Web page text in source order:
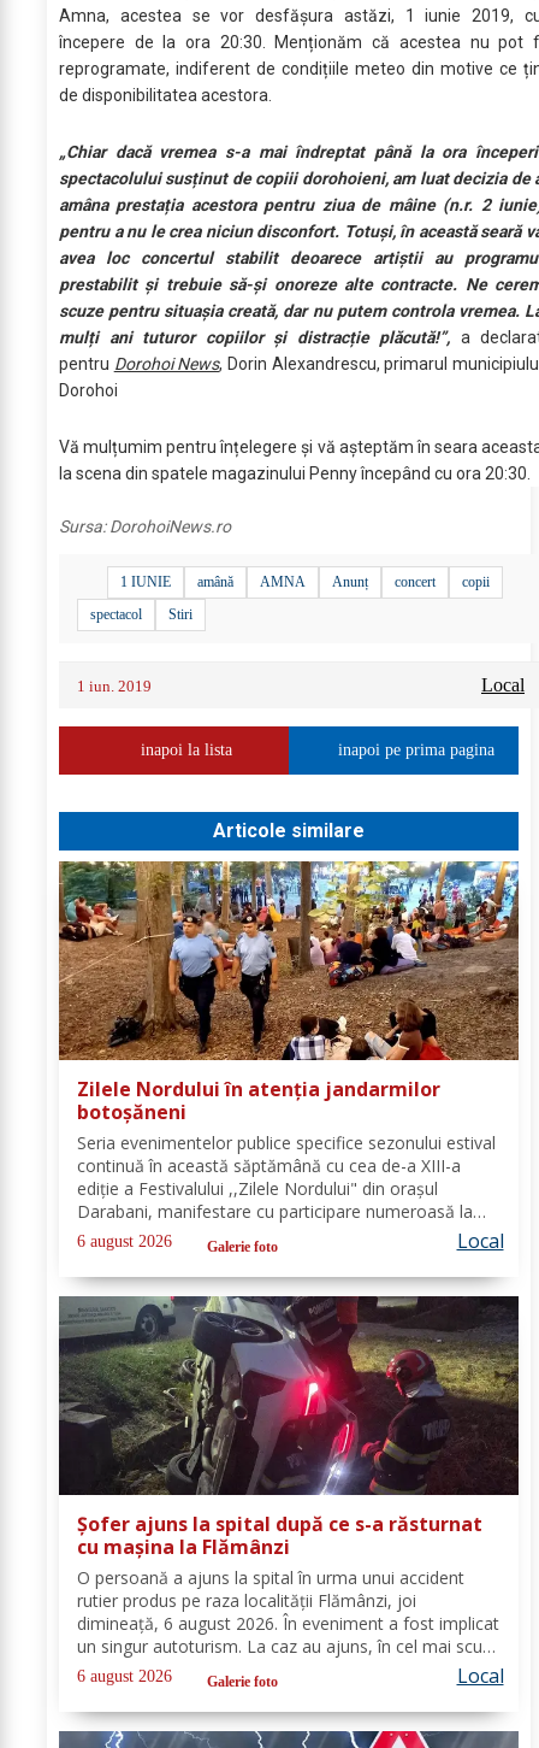
Amna, acestea se vor desfășura astăzi, 1 iunie 2019,
începere de la ora 20:30. Menționăm că acestea nu pot
reprogramate, indiferent de condițiile meteo din motive ce
de disponibilitatea acestora.
„Chiar dacă vremea s-a mai îndreptat până la ora
spectacolului susținut de copiii dorohoieni, am luat decizia de
amâna prestația acestora pentru ziua de mâine (n.r. 2
pentru a nu le crea niciun disconfort. Totuși, în această seară
avea loc concertul stabilit deoarece artiștii au
prestabilit și trebuie să-și onoreze alte contracte. Ne
scuze pentru situașia creată, dar nu putem controla vremea.
mulți ani tuturor copiilor și distracție plăcută!”, a
pentru Dorohoi News, Dorin Alexandrescu, primarul
Dorohoi
Vă mulțumim pentru înțelegere și vă așteptăm în seara
la scena din spatele magazinului Penny începând cu ora 20:30.
Sursa:DorohoiNews.ro
1 IUNIE amână AMNA Anunț concert
copii
spectacol
Stiri
1 iun. 2019 Local
inapoi la lista inapoi pe prima pagina
Articole similare
Zilele Nordului în atenția jandarmilor
botoșăneni
Seria evenimentelor publice specifice sezonului estival
continuă în această săptămână cu cea de-a XIII-a
ediție a Festivalului ,,Zilele Nordului" din orașul
Darabani, manifestare cu participare numeroasă la
care Inspectoratul de Jandarmi Județean Botoșani, în
cooperare cu partenerii instituționali,...
6 august 2026 Galerie foto Local
Șofer ajuns la spital după ce s-a răsturnat
cu mașina la Flămânzi
O persoană a ajuns la spital în urma unui accident
rutier produs pe raza localității Flămânzi, joi
dimineață, 6 august 2026. În eveniment a fost implicat
un singur autoturism. La caz au ajuns, în cel mai scurt
timp, pompierii din cadrul Punctului de Lucru Flămânzi,
cu o autospecială de stingere și...
6 august 2026 Galerie foto Local